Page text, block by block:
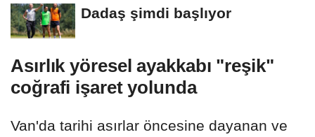
Dadaş şimdi başlıyor
Asırlık yöresel ayakkabı "reşik"
coğrafi işaret yolunda
Van'da tarihi asırlar öncesine dayanan ve